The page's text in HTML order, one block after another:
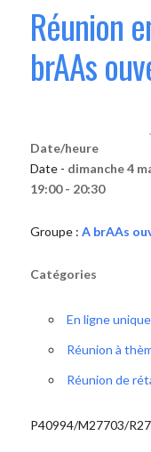
Réunion
brAAs
Date/heure
Date - dimanche 4
19:00 - 20:30
Groupe : A brAAs
Catégories
En ligne
Réunion à
Réunion de
P40994/M27703/